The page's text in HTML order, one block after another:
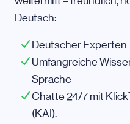
Deutsch:
Deutscher
Umfangreiche
Sprache
Chatte 24/7 mit
(KAI).